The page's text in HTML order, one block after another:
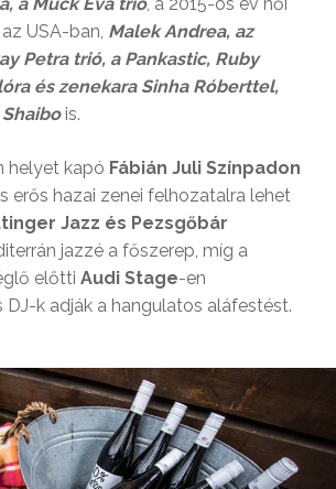
a Muck Éva trio, a 2015-ös év női
USA-ban, Malek Andrea, az
Petra trió, a Pankastic, Ruby
és zenekara Sinha Róberttel,
is.
helyet kapó Fábián Juli Színpadon
erős hazai zenei felhozatalra lehet
Jazz és Pezsgőbár
jazzé a főszerep, míg a
előtti Audi Stage-en
DJ-k adják a hangulatos aláfestést.